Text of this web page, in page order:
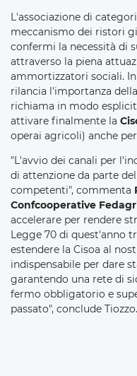
L'associazione di
meccanismo dei ristori
confermi la necessità di
attraverso la piena
ammortizzatori sociali.
rilancia l'importanza della
richiama in modo
attivare finalmente la
operai agricoli) anche
"L'avvio dei canali per
di attenzione da parte
competenti", commenta
Confcooperative
accelerare per rendere
Legge 70 di quest'anno
estendere la Cisoa al
indispensabile per dare
garantendo una rete di
fermo obbligatorio e
passato", conclude Tiozzo.